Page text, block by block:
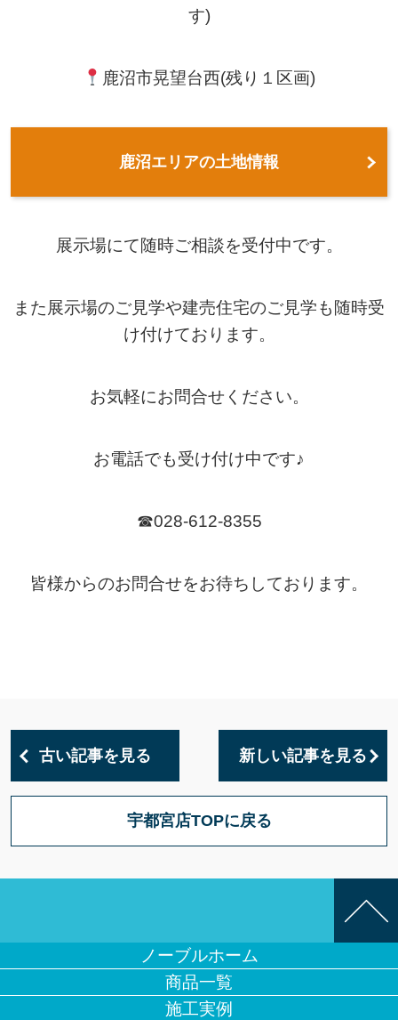
す)
鹿沼市晃望台西(残り１区画)
鹿沼エリアの土地情報
展示場にて随時ご相談を受付中です。
また展示場のご見学や建売住宅のご見学も随時受
け付けております。
お気軽にお問合せください。
お電話でも受け付け中です♪
☎028-612-8355
皆様からのお問合せをお待ちしております。
古い記事を見る 新しい記事を見る
宇都宮店TOPに戻る
ノーブルホーム
商品一覧
施工実例